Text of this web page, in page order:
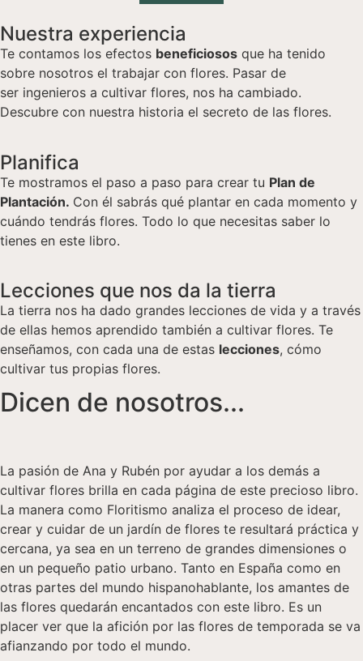
Nuestra experiencia
Te contamos los efectos beneficiosos que ha tenido
sobre nosotros el trabajar con flores. Pasar de
ser ingenieros a cultivar flores, nos ha cambiado.
Descubre con nuestra historia el secreto de las flores.
Planifica
Te mostramos el paso a paso para crear tu Plan de
Plantación. Con él sabrás qué plantar en cada momento y
cuándo tendrás flores. Todo lo que necesitas saber lo
tienes en este libro.
Lecciones que nos da la tierra
La tierra nos ha dado grandes lecciones de vida y a través
de ellas hemos aprendido también a cultivar flores. Te
enseñamos, con cada una de estas lecciones, cómo
cultivar tus propias flores.
Dicen de nosotros...
La pasión de Ana y Rubén por ayudar a los demás a
cultivar flores brilla en cada página de este precioso libro.
La manera como Floritismo analiza el proceso de idear,
crear y cuidar de un jardín de flores te resultará práctica y
cercana, ya sea en un terreno de grandes dimensiones o
en un pequeño patio urbano. Tanto en España como en
otras partes del mundo hispanohablante, los amantes de
las flores quedarán encantados con este libro. Es un
placer ver que la afición por las flores de temporada se va
afianzando por todo el mundo.